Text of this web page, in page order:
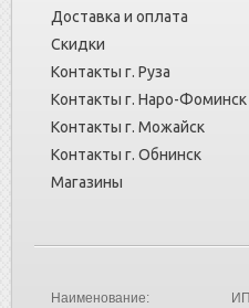
Доставка и оплата
Скидки
Контакты г. Руза
Контакты г. Наро-Фоминск
Контакты г. Можайск
Контакты г. Обнинск
Магазины
Наименование: